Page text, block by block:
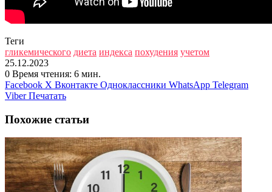
Теги
гликемического диета индекса похудения учетом
25.12.2023
0 Время чтения: 6 мин.
Facebook X Вконтакте Одноклассники WhatsApp Telegram
Viber Печатать
Похожие статьи